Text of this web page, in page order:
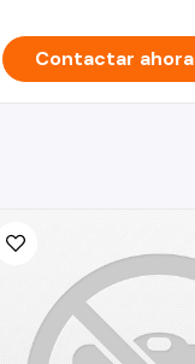
Contactar ahora